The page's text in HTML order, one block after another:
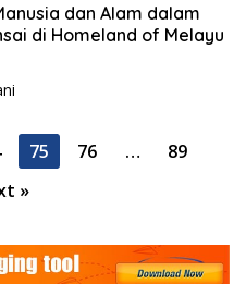
dan Alam dalam
di Homeland of Melayu
75 76 …
89
»